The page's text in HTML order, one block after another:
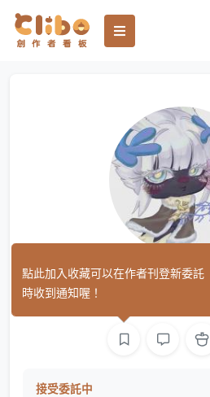
魚馬 (0)
接受委託中
點此加入收藏可以在作者刊登新委託
時收到通知喔！